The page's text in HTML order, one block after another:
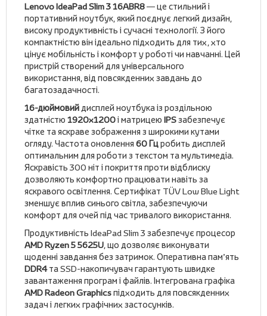
Lenovo IdeaPad Slim 3 16ABR8— це стильний і
портативний ноутбук, який поєднує легкий дизайн,
високу продуктивність і сучасні технології. З його
компактністю він ідеально підходить для тих, хто
цінує мобільність і комфорт у роботі чи навчанні. Цей
пристрій створений для універсального
використання, від повсякденних завдань до
багатозадачності.
16-дюймовийдисплей ноутбука із роздільною
здатністю 1920x1200і матрицею IPSзабезпечує
чітке та яскраве зображення з широкими кутами
огляду. Частота оновлення 60 Гцробить дисплей
оптимальним для роботи з текстом та мультимедіа.
Яскравість 300 ніт і покриття проти відблиску
дозволяють комфортно працювати навіть за
яскравого освітлення. Сертифікат TÜV Low Blue Light
зменшує вплив синього світла, забезпечуючи
комфорт для очей під час тривалого використання.
Продуктивність IdeaPad Slim 3 забезпечує процесор
AMD Ryzen 5 5625U, що дозволяє виконувати
щоденні завдання без затримок. Оперативна пам’ять
DDR4та SSD-накопичувач гарантують швидке
завантаження програм і файлів. Інтегрована графіка
AMD Radeon Graphicsпідходить для повсякденних
задач і легких графічних застосунків.